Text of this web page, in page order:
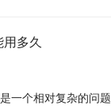
多久
一个相对复杂的问